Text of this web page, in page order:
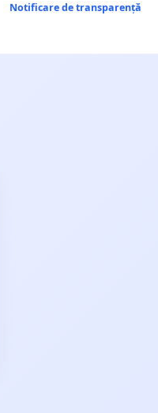
Notificare de transparență